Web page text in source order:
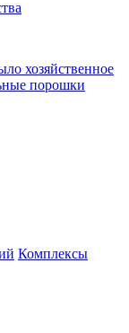
хозяйственное
порошки
Комплексы